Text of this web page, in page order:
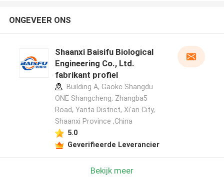
ONGEVEER ONS
Shaanxi Baisifu Biological
Engineering Co., Ltd.
fabrikant profiel
Building A, Gaoke Shangdu
ONE Shangcheng, Zhangba5
Road, Yanta District, Xi'an City,
Shaanxi Province ,China
5.0
Geverifieerde Leverancier
Bekijk meer